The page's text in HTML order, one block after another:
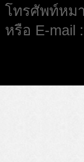
โทรศัพท์หมา
หรือ E-mail